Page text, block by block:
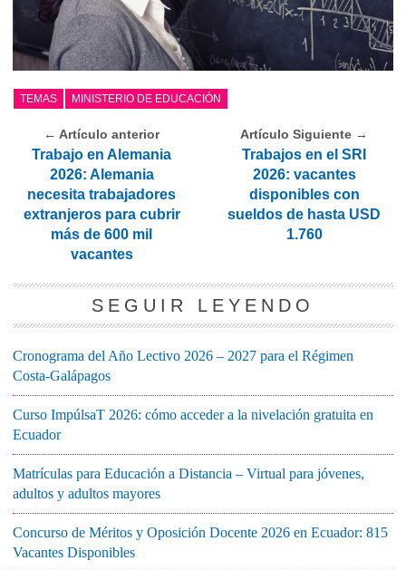
TEMAS MINISTERIO DE EDUCACIÓN
← Artículo anterior
Trabajo en Alemania
2026: Alemania
necesita trabajadores
extranjeros para cubrir
más de 600 mil
vacantes
Artículo Siguiente →
Trabajos en el SRI
2026: vacantes
disponibles con
sueldos de hasta USD
1.760
SEGUIR LEYENDO
Cronograma del Año Lectivo 2026 – 2027 para el Régimen
Costa-Galápagos
Curso ImpúlsaT 2026: cómo acceder a la nivelación gratuita en
Ecuador
Matrículas para Educación a Distancia – Virtual para jóvenes,
adultos y adultos mayores
Concurso de Méritos y Oposición Docente 2026 en Ecuador: 815
Vacantes Disponibles